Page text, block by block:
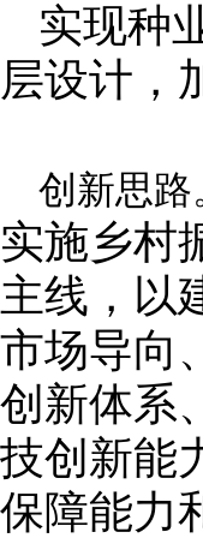
实现种
层设计，
创新思
实施乡村
主线，以
市场导向
创新体系
技创新能
保障能力